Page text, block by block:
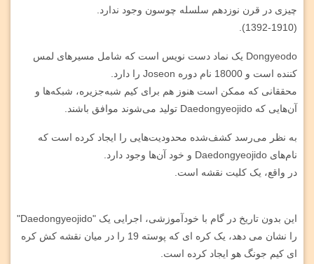
چیزی در قرن نوزدهم سلسله چوسون وجود ندارد.
(1392-1910).
Dongyeodo یک نماد دست نویس است که شامل مسیرهای لمس
کننده است و 18000 نام دوره Joseon را دارد.
محققانی که ممکن است هنوز هم برای کیم شبه‌جزیره، شبکه‌ها و
آن‌هایی که Daedongyeojido تولید می‌شوند موافق باشند.
به نظر می‌رسد کشف‌شده محدودیت‌هایی را ایجاد کرده است که
نام‌های Daedongyeojido و خود آن‌ها وجود دارد.
در واقع، یک کلیت نقشه است.
این بدون تاریخ در گام با خودآموزشی، اجرایی یک "Daedongyeojido"
را نشان می دهد، یک کره ای که پوسته 19 را در میان نقشه کش کره
ای کیم جونگ هو ایجاد کرده است.